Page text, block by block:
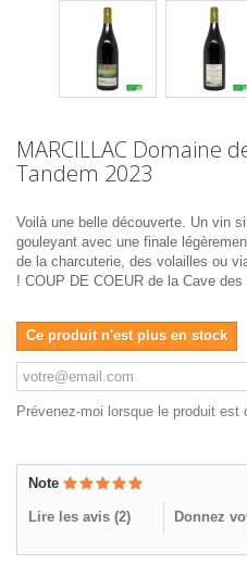
MARCILLAC Domaine
Tandem 2023
Voilà une belle découverte. Un vin
gouleyant avec une finale
de la charcuterie, des volailles ou
! COUP DE COEUR de la Cave
Ce produit n'est plus en stock
Prévenez-moi lorsque le produit est
Note
Lire les avis (2) Donnez